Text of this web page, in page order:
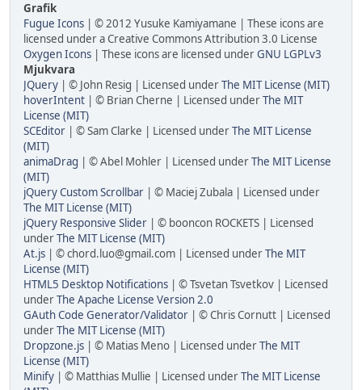
Grafik
Fugue Icons | © 2012 Yusuke Kamiyamane | These icons are
licensed under a Creative Commons Attribution 3.0 License
Oxygen Icons | These icons are licensed underGNU LGPLv3
Mjukvara
JQuery | © John Resig | Licensed underThe MIT License (MIT)
hoverIntent | © Brian Cherne | Licensed underThe MIT
License (MIT)
SCEditor | © Sam Clarke | Licensed underThe MIT License
(MIT)
animaDrag | © Abel Mohler | Licensed underThe MIT License
(MIT)
jQuery Custom Scrollbar | © Maciej Zubala | Licensed under
The MIT License (MIT)
jQuery Responsive Slider | © booncon ROCKETS | Licensed
underThe MIT License (MIT)
At.js | © chord.luo@gmail.com | Licensed underThe MIT
License (MIT)
HTML5 Desktop Notifications | © Tsvetan Tsvetkov | Licensed
underThe Apache License Version 2.0
GAuth Code Generator/Validator | © Chris Cornutt | Licensed
underThe MIT License (MIT)
Dropzone.js | © Matias Meno | Licensed underThe MIT
License (MIT)
Minify | © Matthias Mullie | Licensed underThe MIT License